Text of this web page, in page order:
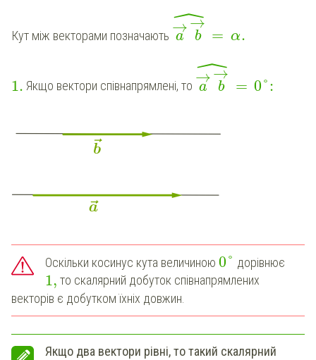
Кут між векторами позначають a
→
b
→
ˆ = α.
1. Якщо вектори співнапрямлені, то a
→
b
→
ˆ = 0°:
Оскільки косинус кута величиною 0° дорівнює
1, то скалярний добуток співнапрямлених
векторів є добутком їхніх довжин.
Якщо два вектори рівні, то такий скалярний